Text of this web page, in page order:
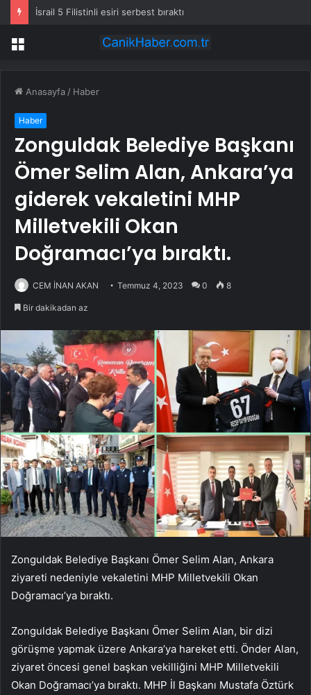
İsrail 5 Filistinli esiri serbest bıraktı
Menü
Anasayfa / Haber
Haber
Zonguldak Belediye Başkanı
Ömer Selim Alan, Ankara’ya
giderek vekaletini MHP
Milletvekili Okan
Doğramacı’ya bıraktı.
CEM İNAN AKAN Temmuz 4, 2023 0 8
Bir dakikadan az
Zonguldak Belediye Başkanı Ömer Selim Alan, Ankara
ziyareti nedeniyle vekaletini MHP Milletvekili Okan
Doğramacı’ya bıraktı.
Zonguldak Belediye Başkanı Ömer Selim Alan, bir dizi
görüşme yapmak üzere Ankara’ya hareket etti. Önder Alan,
ziyaret öncesi genel başkan vekilliğini MHP Milletvekili
Okan Doğramacı’ya bıraktı. MHP İl Başkanı Mustafa Öztürk